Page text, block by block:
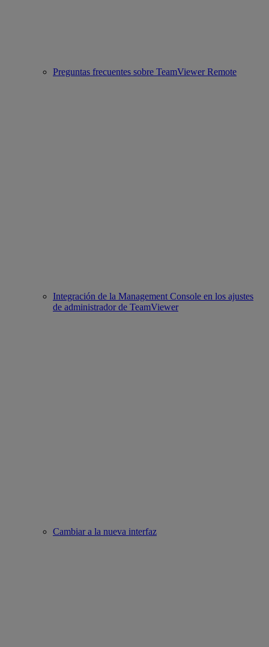
Preguntas frecuentes sobre TeamViewer Remote
Integración de la Management Console en los ajustes
de administrador de TeamViewer
Cambiar a la nueva interfaz